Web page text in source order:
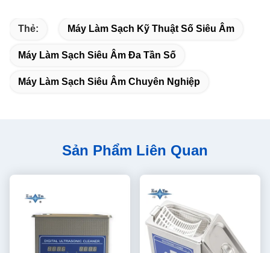
Thẻ: Máy Làm Sạch Kỹ Thuật Số Siêu Âm
Máy Làm Sạch Siêu Âm Đa Tần Số
Máy Làm Sạch Siêu Âm Chuyên Nghiệp
Sản Phẩm Liên Quan